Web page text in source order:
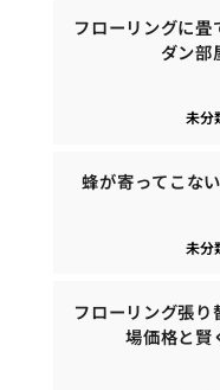
フローリングに
ダン部
未分
蜂が寄ってこな
未分
フローリング張
場価格と賢